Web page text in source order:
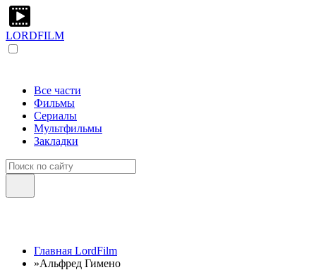
LORDFILM
Все части
Фильмы
Сериалы
Мультфильмы
Закладки
Главная LordFilm
»Альфред Гимено